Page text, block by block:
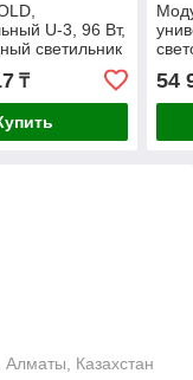
U-3, 96 Вт,
светильник
₸ 54
Казахстан